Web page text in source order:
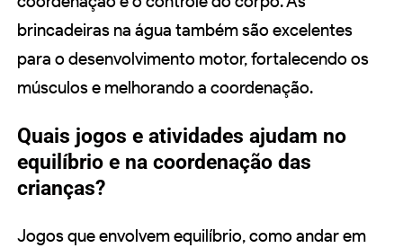
brincadeiras na água também são excelentes
para o desenvolvimento motor, fortalecendo os
músculos e melhorando a coordenação.
Quais jogos e atividades ajudam no
equilíbrio e na coordenação das
crianças?
Jogos que envolvem equilíbrio, como andar em